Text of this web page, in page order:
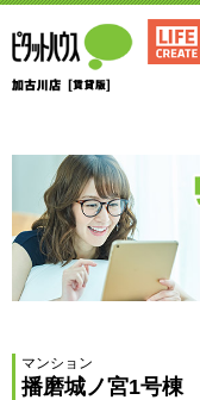
マンション
播磨城ノ宮1号棟